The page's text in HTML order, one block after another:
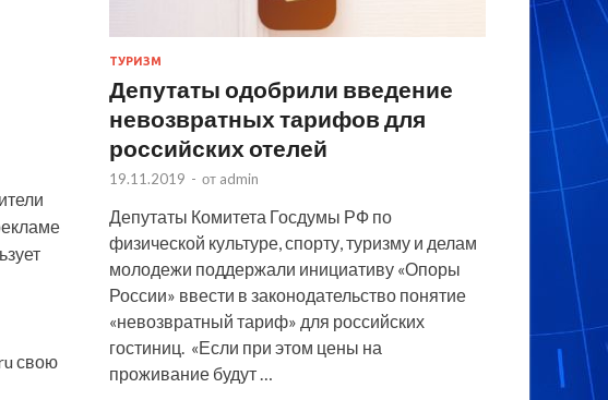
свою
ТУРИЗМ
Депутаты одобрили введение
невозвратных тарифов для
российских отелей
19.11.2019 - от admin
Депутаты Комитета Госдумы РФ по
физической культуре, спорту, туризму и делам
молодежи поддержали инициативу «Опоры
России» ввести в законодательство понятие
«невозвратный тариф» для российских
гостиниц. «Если при этом цены на
проживание будут …